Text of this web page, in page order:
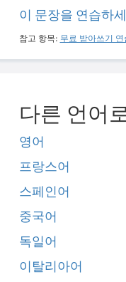
이 문장을 연습하
참고 항목: 무료 받아쓰기 연
다른 언어
영어
프랑스어
스페인어
중국어
독일어
이탈리아어